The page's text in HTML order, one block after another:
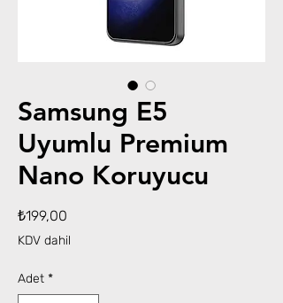
Samsung E5
Uyumlu Premium
Nano Koruyucu
₺199,00
KDV dahil
Adet *